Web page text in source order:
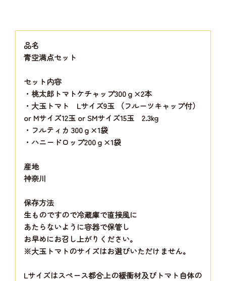
品名
青空満点セット
セット内容
・桃太郎トマトケチャップ300ｇ×2本
・大玉トマト Lサイズ9玉 （フルーツキャップ付）
or Mサイズ12玉 or SMサイズ15玉 2.3kg
・フルティカ 300ｇ×1袋
・ハニードロップ200ｇ×1袋
産地
神奈川
保存方法
生ものですので冷蔵庫で直接風に
あたらないように容器で保管し
お早めにお召し上がりください。
※大玉トマトのサイズはお選びいただけません。
Lサイズはスペース都合上の緩衝材及びトマト自体の